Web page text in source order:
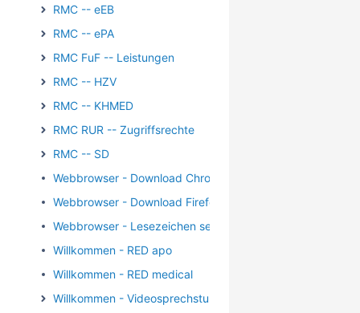
RMC -- eEB
RMC -- ePA
RMC FuF -- Leistungen
RMC -- HZV
RMC -- KHMED
RMC RUR -- Zugriffsrechte
RMC -- SD
Webbrowser - Download Chrome
Webbrowser - Download Firefox
Webbrowser - Lesezeichen setzen
Willkommen - RED apo
Willkommen - RED medical
Willkommen - Videosprechstunde